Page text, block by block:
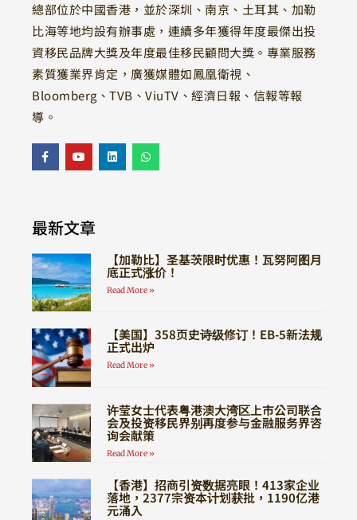
總部位於中國香港，並於深圳、南京、土耳其、加勒
比海等地均設有辦事處，連續多年獲得年度最傑出投
資移民品牌大獎及年度最佳移民顧問大獎。專業服務
素質獲業界肯定，廣獲媒體如鳳凰衛視、
Bloomberg、TVB、ViuTV、經濟日報、信報等報
導。
最新文章
【加勒比】圣基茨限时优惠！瓦努阿图月
底正式涨价！
Read More »
【美国】358页史诗级修订！EB-5新法规
正式出炉
Read More »
许莹女士代表粤港澳大湾区上市公司联合
会及投资移民界别再度参与金融服务界咨
询会献策
Read More »
【香港】招商引资数据亮眼！413家企业
落地，2377宗资本计划获批，1190亿港
元涌入